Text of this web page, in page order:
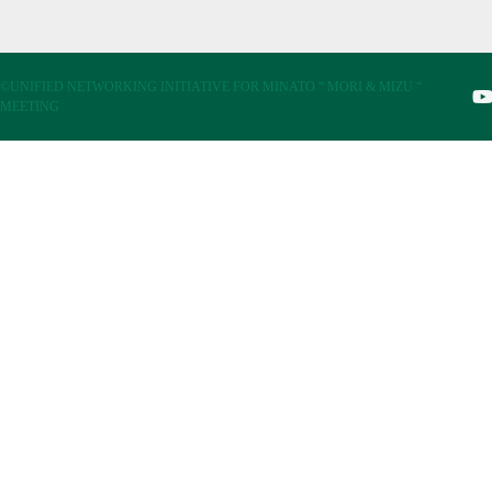
©UNIFIED NETWORKING INITIATIVE FOR MINATO “ MORI & MIZU “
MEETING